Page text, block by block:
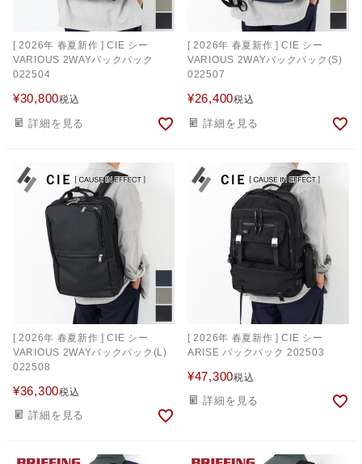
[ 2026年 春夏新作 ] CIE シー
VARIOUS 2WAYバックパック
022504
¥30,800税込
詳細を見る
[ 2026年 春夏新作 ] CIE シー
VARIOUS 2WAYバックパック(S)
022507
¥26,400税込
詳細を見る
[ 2026年 春夏新作 ] CIE シー
VARIOUS 2WAYバックパック(L)
022508
¥36,300税込
詳細を見る
[ 2026年 春夏新作 ] CIE シー
ARISE バックパック 202503
¥47,300税込
詳細を見る